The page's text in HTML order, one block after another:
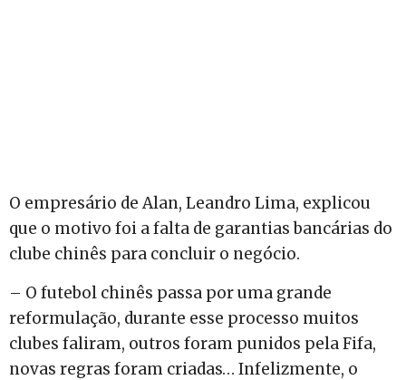
O empresário de Alan, Leandro Lima, explicou
que o motivo foi a falta de garantias bancárias do
clube chinês para concluir o negócio.
– O futebol chinês passa por uma grande
reformulação, durante esse processo muitos
clubes faliram, outros foram punidos pela Fifa,
novas regras foram criadas… Infelizmente, o